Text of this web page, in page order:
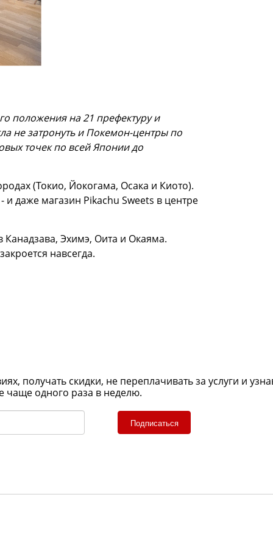
положения на 21 префектуру и
не затронуть и Покемон-центры по
точек по всей Японии до
(Токио, Йокогама, Осака и Киото).
и даже магазин Pikachu Sweets в центре
Эхимэ, Оита и Окаяма.
навсегда.
получать скидки, не переплачивать за услуги и
чаще одного раза в неделю.
Подписаться